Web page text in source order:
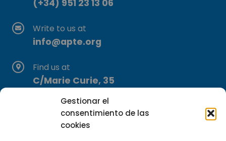
Gestionar el
consentimiento de las
cookies
(+34) 951 23 13 06
Write to us at
info@apte.org
Find us at
C/Marie Curie, 35
29590 Campanillas, Málaga